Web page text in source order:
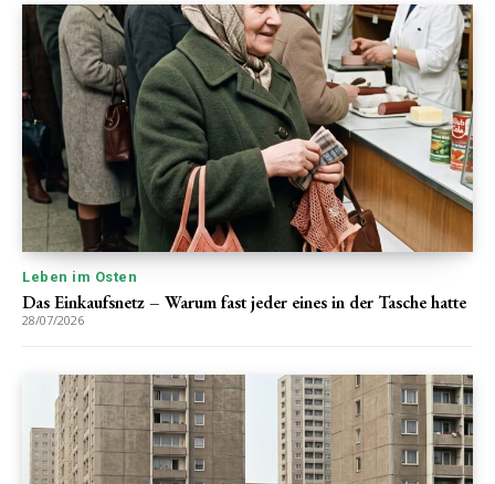
Leben im Osten
Das Einkaufsnetz – Warum fast jeder eines in der Tasche hatte
28/07/2026